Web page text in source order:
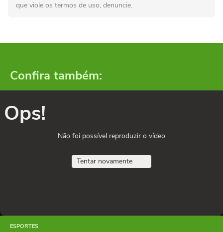
que viole os termos de uso, denuncie.
Confira também:
Ops!
Não foi possível reproduzir o vídeo
Tentar novamente
ESPORTES